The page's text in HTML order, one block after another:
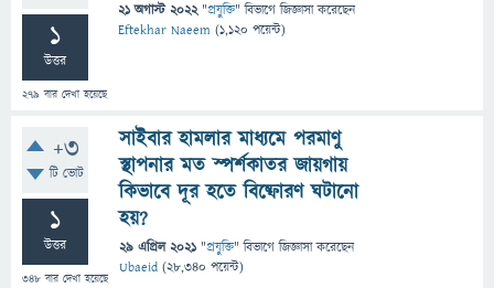
1
উত্তর
279 বার দেখা হয়েছে
21 অগাস্ট 2022 "প্রযুক্তি" বিভাগে জিজ্ঞাসাকরেছেন
Eftekhar Naeem (1,120 পয়েন্ট)
+3
টি ভোট
1
উত্তর
348 বার দেখা হয়েছে
সাইবার হামলার মাধ্যমে পরমাণু
স্থাপনার মত স্পর্শকাতর জায়গায়
কিভাবে দূর হতে বিষ্ফোরণ ঘটানো
হয়?
29 এপ্রিল 2021 "প্রযুক্তি" বিভাগে জিজ্ঞাসাকরেছেন
Ubaeid (28,340 পয়েন্ট)